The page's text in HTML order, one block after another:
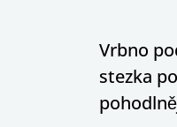
Vrbno
stezka